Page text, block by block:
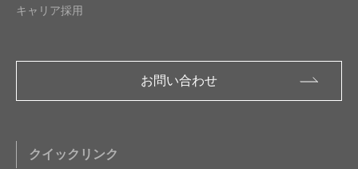
キャリア採用
お問い合わせ
クイックリンク